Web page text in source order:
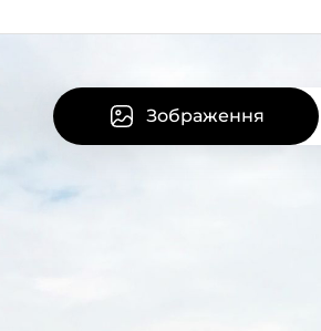
Зображення